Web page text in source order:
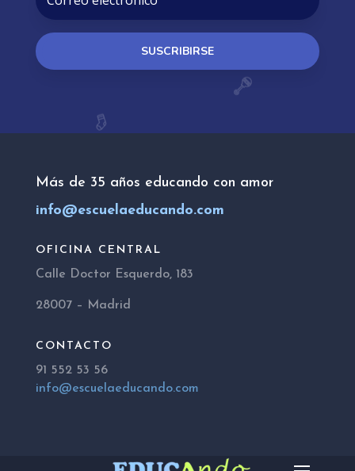
SUSCRIBIRSE
Más de 35 años educando con amor
info@escuelaeducando.com
OFICINA CENTRAL
Calle Doctor Esquerdo, 183
28007 – Madrid
CONTACTO
91 552 53 56
info@escuelaeducando.com